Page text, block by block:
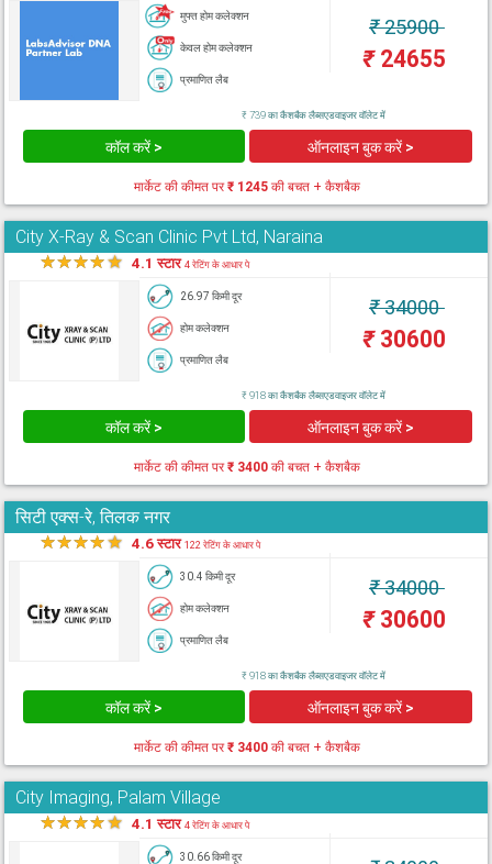
मुफ्त होम कलेक्शन
केवल होम कलेक्शन
प्रमाणित लैब
₹25900
₹24655
₹ 739 का कैशबैक लैब्सएडवाइजर वॉलेट में
कॉल करें > ऑनलाइन बुक करें >
मार्केट की कीमत पर₹ 1245 की बचत + कैशबैक
City X-Ray & Scan Clinic Pvt Ltd, Naraina
★★★★★ 4.1 स्टार4 रेटिंग के आधार पे
26.97 किमी दूर
होम कलेक्शन
प्रमाणित लैब
₹34000
₹30600
₹ 918 का कैशबैक लैब्सएडवाइजर वॉलेट में
कॉल करें > ऑनलाइन बुक करें >
मार्केट की कीमत पर₹ 3400 की बचत + कैशबैक
सिटी एक्स-रे, तिलक नगर
★★★★★ 4.6 स्टार122 रेटिंग के आधार पे
30.4 किमी दूर
होम कलेक्शन
प्रमाणित लैब
₹34000
₹30600
₹ 918 का कैशबैक लैब्सएडवाइजर वॉलेट में
कॉल करें > ऑनलाइन बुक करें >
मार्केट की कीमत पर₹ 3400 की बचत + कैशबैक
City Imaging, Palam Village
★★★★★ 4.1 स्टार4 रेटिंग के आधार पे
30.66 किमी दूर